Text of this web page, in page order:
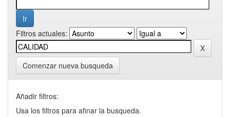
Filtros actuales:
Comenzar nueva busqueda
Añadir filtros:
Usa los filtros para afinar la busqueda.